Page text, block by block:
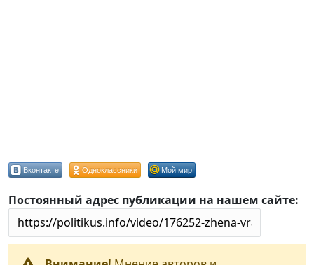
Вконтакте Одноклассники Мой мир
Постоянный адрес публикации на нашем сайте: